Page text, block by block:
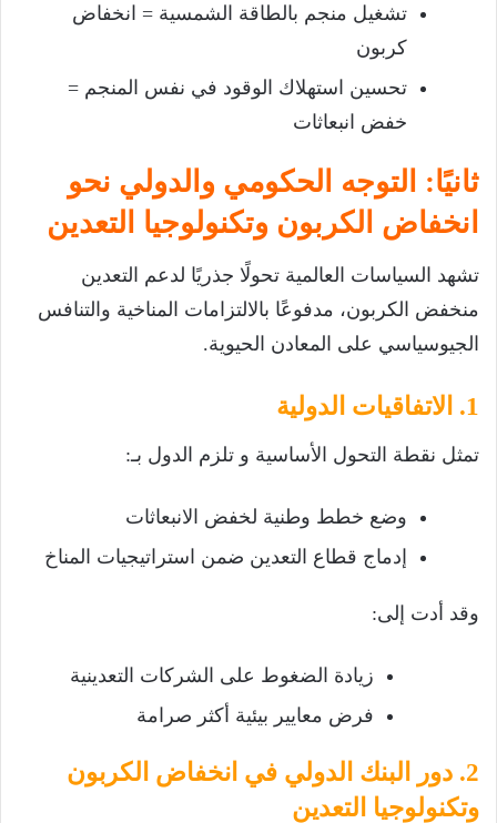
تشغيل منجم بالطاقة الشمسية = انخفاض
كربون
تحسين استهلاك الوقود في نفس المنجم =
خفض انبعاثات
ثانيًا: التوجه الحكومي والدولي نحو
انخفاض الكربون وتكنولوجيا التعدين
تشهد السياسات العالمية تحولًا جذريًا لدعم التعدين
منخفض الكربون، مدفوعًا بالالتزامات المناخية والتنافس
الجيوسياسي على المعادن الحيوية.
1. الاتفاقيات الدولية
تمثل نقطة التحول الأساسية و تلزم الدول بـ:
وضع خطط وطنية لخفض الانبعاثات
إدماج قطاع التعدين ضمن استراتيجيات المناخ
وقد أدت إلى:
زيادة الضغوط على الشركات التعدينية
فرض معايير بيئية أكثر صرامة
2. دور البنك الدولي في انخفاض الكربون
وتكنولوجيا التعدين